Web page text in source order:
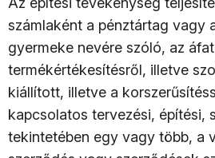
számlaként a pénztártag vagy
gyermeke nevére szóló, az
termékértékesítésről, illetve
kiállított, illetve a
kapcsolatos tervezési, építési,
tekintetében egy vagy több, a